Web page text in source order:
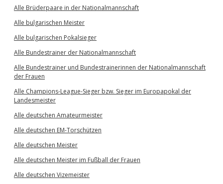
Alle Brüderpaare in der Nationalmannschaft
Alle bulgarischen Meister
Alle bulgarischen Pokalsieger
Alle Bundestrainer der Nationalmannschaft
Alle Bundestrainer und Bundestrainerinnen der Nationalmannschaft
der Frauen
Alle Champions-League-Sieger bzw. Sieger im Europapokal der
Landesmeister
Alle deutschen Amateurmeister
Alle deutschen EM-Torschützen
Alle deutschen Meister
Alle deutschen Meister im Fußball der Frauen
Alle deutschen Vizemeister